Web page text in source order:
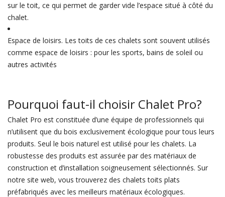
sur le toit, ce qui permet de garder vide l’espace situé à côté du
chalet.
Espace de loisirs. Les toits de ces chalets sont souvent utilisés
comme espace de loisirs : pour les sports, bains de soleil ou
autres activités
Pourquoi faut-il choisir Chalet Pro?
Chalet Pro est constituée d’une équipe de professionnels qui
n’utilisent que du bois exclusivement écologique pour tous leurs
produits. Seul le bois naturel est utilisé pour les chalets. La
robustesse des produits est assurée par des matériaux de
construction et d’installation soigneusement sélectionnés. Sur
notre site web, vous trouverez des chalets toits plats
préfabriqués avec les meilleurs matériaux écologiques.